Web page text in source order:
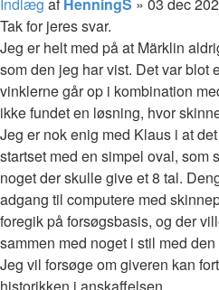
Tak for jeres svar.
Jeg er helt med på at Märklin
som den jeg har vist. Det var blot
vinklerne går op i kombination
ikke fundet en løsning, hvor
Jeg er nok enig med Klaus i at
startset med en simpel oval, som
noget der skulle give et 8 tal.
adgang til computere med
foregik på forsøgsbasis, og der
sammen med noget i stil med
Jeg vil forsøge om giveren kan
historikken i anskaffelsen.